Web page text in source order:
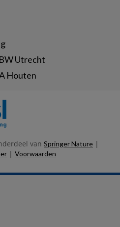
Utrecht
Houten
van Springer Nature |
| Voorwaarden